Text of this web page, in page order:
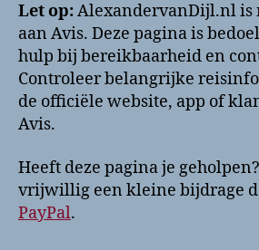
Let op:AlexandervanDijl.nl is
aan Avis. Deze pagina is
hulp bij bereikbaarheid en
Controleer belangrijke
de officiële website, app of
Avis.
Heeft deze pagina je
vrijwillig een kleine bijdrage
PayPal.